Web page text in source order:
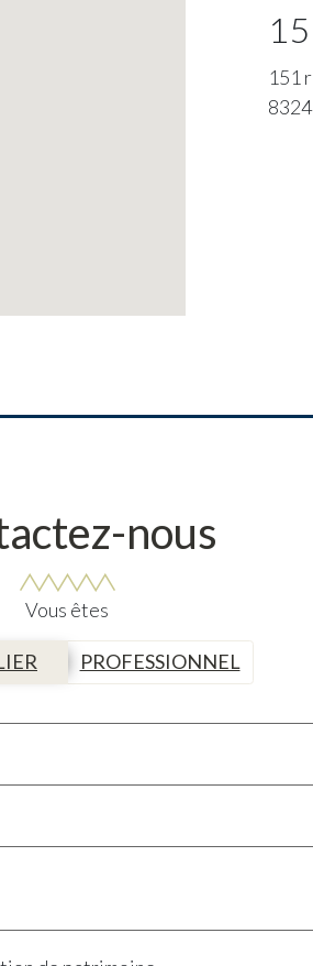
151
nous
Vous êtes
PROFESSIONNEL